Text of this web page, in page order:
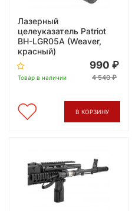
Лазерный
целеуказатель Patriot
BH-LGR05A (Weaver,
красный)
Товар в наличии
990
4 540
В КОРЗИНУ